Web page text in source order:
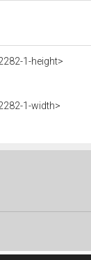
1-height>
1-width>